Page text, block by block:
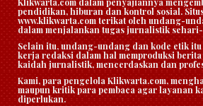
Klikwarta.com dalam penyajiannya
pendidikan, hiburan dan kontrol sosial.
www.klikwarta.com terikat oleh undang-
dalam menjalankan tugas jurnalistik
Selain itu, undang-undang dan kode etik
kerja redaksi dalam hal memproduksi
kaidah jurnalistik, mencerdaskan dan
Kami, para pengelola Klikwarta.com,
maupun kritik para pembaca agar layanan
diperlukan.